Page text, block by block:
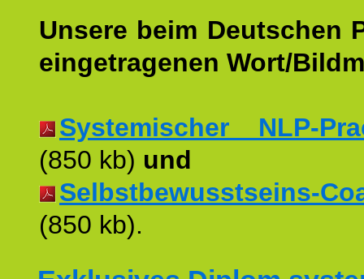
Unsere beim Deutschen
eingetragenen Wort/
Systemischer NLP-
(850 kb) und
Selbstbewusstseins-
(850 kb).